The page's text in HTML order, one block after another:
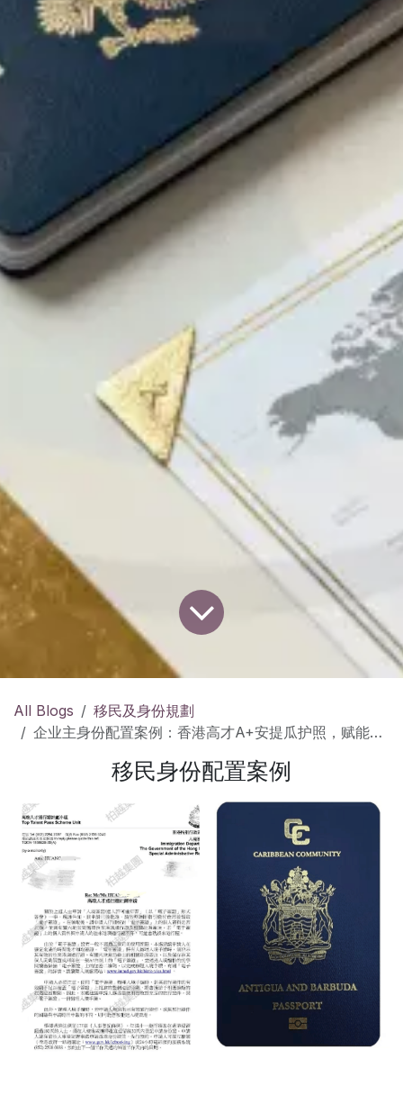
All Blogs
移民及身份規劃
企业主身份配置案例：香港高才A+安提瓜护照，赋能全球化布局
移民身份配置案例